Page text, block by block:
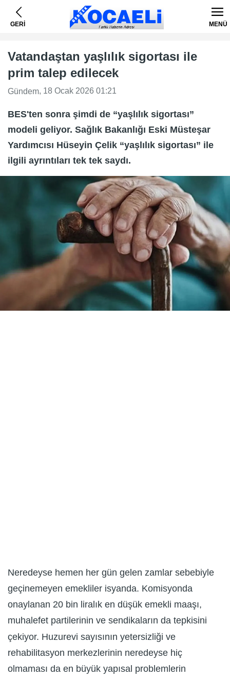
GERİ MENÜ
Vatandaştan yaşlılık sigortası ile
prim talep edilecek
Gündem, 18 Ocak 2026 01:21
BES'ten sonra şimdi de “yaşlılık sigortası”
modeli geliyor. Sağlık Bakanlığı Eski Müsteşar
Yardımcısı Hüseyin Çelik “yaşlılık sigortası” ile
ilgili ayrıntıları tek tek saydı.
Neredeyse hemen her gün gelen zamlar sebebiyle
geçinemeyen emekliler isyanda. Komisyonda
onaylanan 20 bin liralık en düşük emekli maaşı,
muhalefet partilerinin ve sendikaların da tepkisini
çekiyor. Huzurevi sayısının yetersizliği ve
rehabilitasyon merkezlerinin neredeyse hiç
olmaması da en büyük yapısal problemlerin